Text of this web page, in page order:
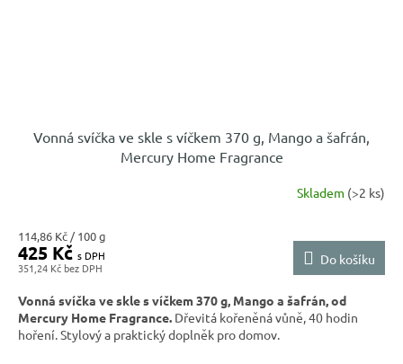
Vonná svíčka ve skle s víčkem 370 g, Mango a šafrán,
Mercury Home Fragrance
Skladem (>2 ks)
351,24 Kč
425 Kč
Měrná
cena:
114,86 Kč / 100 g
Do košíku
Vonná svíčka ve skle s víčkem 370 g, Mango a šafrán, od
Mercury Home Fragrance. Dřevitá kořeněná vůně, 40 hodin
hoření. Stylový a praktický doplněk pro domov.